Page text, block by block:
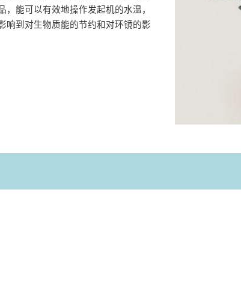
能可以有效地操作发起机的水温，
响到对生物质能的节约和对环镜的影